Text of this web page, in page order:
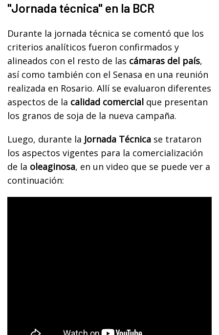
"Jornada técnica" en la BCR
Durante la jornada técnica se comentó que los
criterios analíticos fueron confirmados y
alineados con el resto de las cámaras del país,
así como también con el Senasa en una reunión
realizada en Rosario. Allí se evaluaron diferentes
aspectos de la calidad comercial que presentan
los granos de soja de la nueva campaña.
Luego, durante la Jornada Técnica se trataron
los aspectos vigentes para la comercialización
de la oleaginosa, en un video que se puede ver a
continuación: